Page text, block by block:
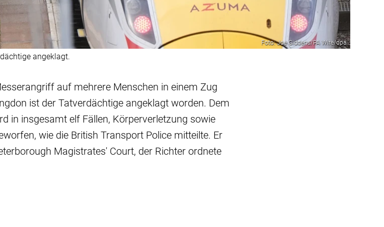
Foto: Joe Giddens/PA Wire/dpa
angeklagt.
auf mehrere Menschen in einem Zug
ist der Tatverdächtige angeklagt worden. Dem
in insgesamt elf Fällen, Körperverletzung sowie
wie die British Transport Police mitteilte. Er
Magistrates' Court, der Richter ordnete